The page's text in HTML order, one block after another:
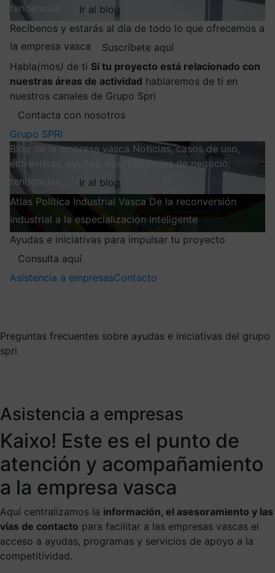
tendencias…
Ir al blog
Recíbenos y estarás al día de todo lo que ofrecemos a
la empresa vasca
Suscríbete aquí
Habla(mos) de ti Si tu proyecto está relacionado con
nuestras áreas de actividad hablaremos de ti en
nuestros canales de Grupo Spri
Contacta con nosotros
Grupo SPRI
Blog de la empresa vasca Noticias, casos de uso,
entrevistas, ayudas, oportunidades de negocio,
tendencias…
Ir al blog
Atlas Política Industrial Vasca De la reconversión
industrial a la especialización inteligente
Ayudas e iniciativas para impulsar tu proyecto
Consulta aquí
Asistencia a empresasContacto
Preguntas frecuentes sobre ayudas e iniciativas del grupo
spri
Asistencia a empresas
Kaixo! Este es el punto de
atención y acompañamiento
a la empresa vasca
Aquí centralizamos la información, el asesoramiento y las
vías de contacto para facilitar a las empresas vascas el
acceso a ayudas, programas y servicios de apoyo a la
competitividad.